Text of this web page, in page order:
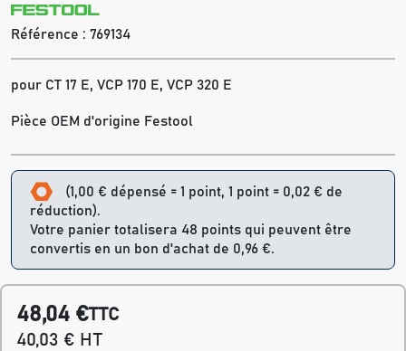
Référence : 769134
pour CT 17 E, VCP 170 E, VCP 320 E
Pièce OEM d'origine Festool
(1,00 € dépensé = 1 point, 1 point = 0,02 € de
réduction).
Votre panier totalisera 48 points qui peuvent être
convertis en un bon d'achat de 0,96 €.
48,04 €TTC
40,03 € HT